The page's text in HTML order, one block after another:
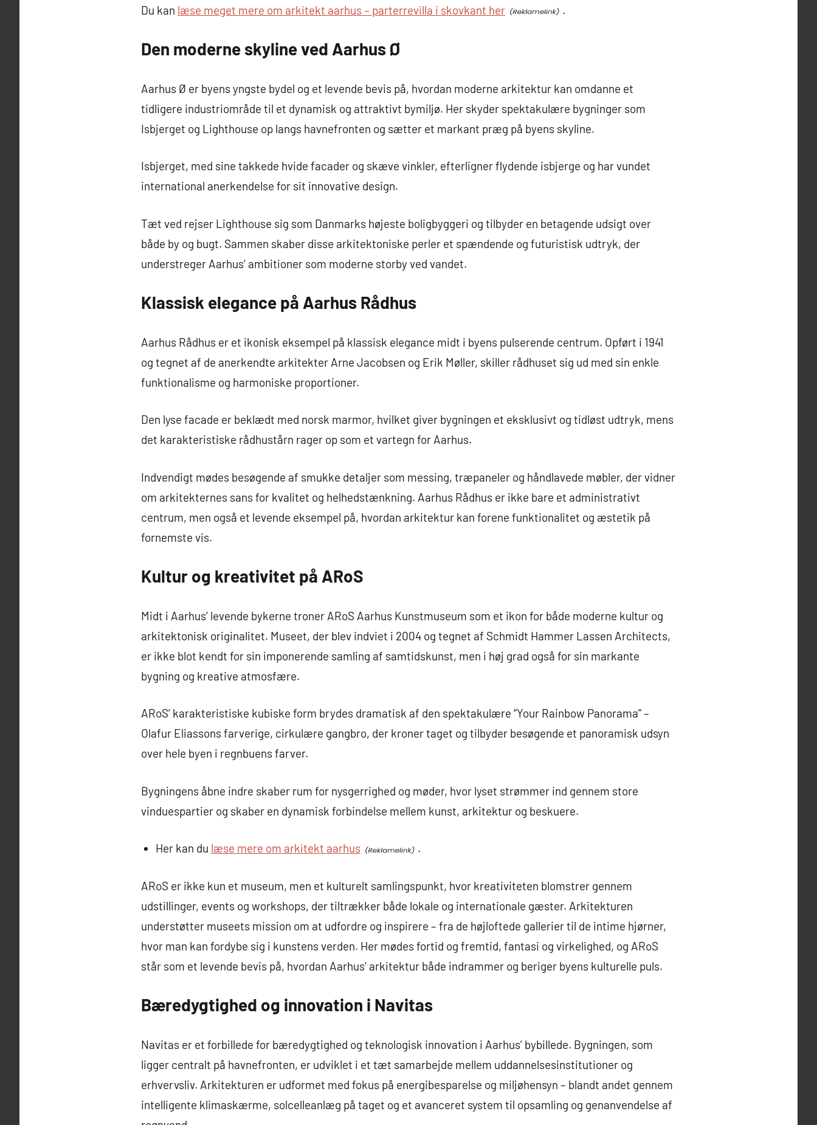
Du kan læse meget mere om arkitekt aarhus – parterrevilla i skovkant her .
Den moderne skyline ved Aarhus Ø
Aarhus Ø er byens yngste bydel og et levende bevis på, hvordan moderne arkitektur kan omdanne et
tidligere industriområde til et dynamisk og attraktivt bymiljø. Her skyder spektakulære bygninger som
Isbjerget og Lighthouse op langs havnefronten og sætter et markant præg på byens skyline.
Isbjerget, med sine takkede hvide facader og skæve vinkler, efterligner flydende isbjerge og har vundet
international anerkendelse for sit innovative design.
Tæt ved rejser Lighthouse sig som Danmarks højeste boligbyggeri og tilbyder en betagende udsigt over
både by og bugt. Sammen skaber disse arkitektoniske perler et spændende og futuristisk udtryk, der
understreger Aarhus’ ambitioner som moderne storby ved vandet.
Klassisk elegance på Aarhus Rådhus
Aarhus Rådhus er et ikonisk eksempel på klassisk elegance midt i byens pulserende centrum. Opført i 1941
og tegnet af de anerkendte arkitekter Arne Jacobsen og Erik Møller, skiller rådhuset sig ud med sin enkle
funktionalisme og harmoniske proportioner.
Den lyse facade er beklædt med norsk marmor, hvilket giver bygningen et eksklusivt og tidløst udtryk, mens
det karakteristiske rådhustårn rager op som et vartegn for Aarhus.
Indvendigt mødes besøgende af smukke detaljer som messing, træpaneler og håndlavede møbler, der vidner
om arkitekternes sans for kvalitet og helhedstænkning. Aarhus Rådhus er ikke bare et administrativt
centrum, men også et levende eksempel på, hvordan arkitektur kan forene funktionalitet og æstetik på
fornemste vis.
Kultur og kreativitet på ARoS
Midt i Aarhus’ levende bykerne troner ARoS Aarhus Kunstmuseum som et ikon for både moderne kultur og
arkitektonisk originalitet. Museet, der blev indviet i 2004 og tegnet af Schmidt Hammer Lassen Architects,
er ikke blot kendt for sin imponerende samling af samtidskunst, men i høj grad også for sin markante
bygning og kreative atmosfære.
ARoS’ karakteristiske kubiske form brydes dramatisk af den spektakulære “Your Rainbow Panorama” –
Olafur Eliassons farverige, cirkulære gangbro, der kroner taget og tilbyder besøgende et panoramisk udsyn
over hele byen i regnbuens farver.
Bygningens åbne indre skaber rum for nysgerrighed og møder, hvor lyset strømmer ind gennem store
vinduespartier og skaber en dynamisk forbindelse mellem kunst, arkitektur og beskuere.
Her kan du læse mere om arkitekt aarhus .
ARoS er ikke kun et museum, men et kulturelt samlingspunkt, hvor kreativiteten blomstrer gennem
udstillinger, events og workshops, der tiltrækker både lokale og internationale gæster. Arkitekturen
understøtter museets mission om at udfordre og inspirere – fra de højloftede gallerier til de intime hjørner,
hvor man kan fordybe sig i kunstens verden. Her mødes fortid og fremtid, fantasi og virkelighed, og ARoS
står som et levende bevis på, hvordan Aarhus’ arkitektur både indrammer og beriger byens kulturelle puls.
Bæredygtighed og innovation i Navitas
Navitas er et forbillede for bæredygtighed og teknologisk innovation i Aarhus’ bybillede. Bygningen, som
ligger centralt på havnefronten, er udviklet i et tæt samarbejde mellem uddannelsesinstitutioner og
erhvervsliv. Arkitekturen er udformet med fokus på energibesparelse og miljøhensyn – blandt andet gennem
intelligente klimaskærme, solcelleanlæg på taget og et avanceret system til opsamling og genanvendelse af